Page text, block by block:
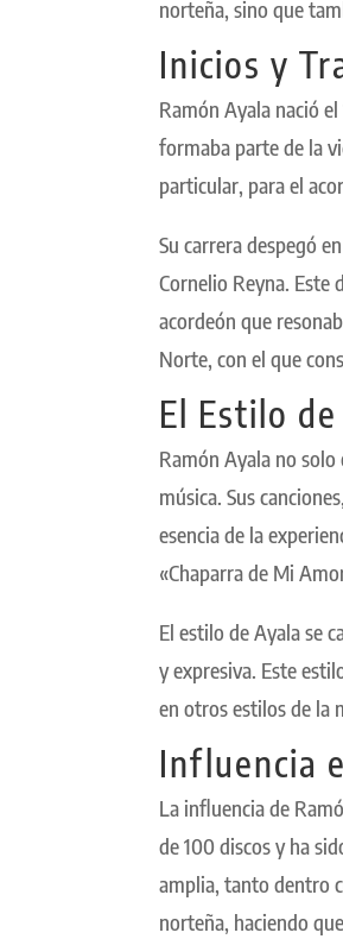
norteña, sino que
Inicios y
Ramón Ayala nació
formaba parte de la
particular, para el
Su carrera despegó
Cornelio Reyna.
acordeón que
Norte, con el que
El Estilo
Ramón Ayala no
música. Sus
esencia de la
«Chaparra de Mi
El estilo de Ayala se
y expresiva. Este
en otros estilos de la
Influencia
La influencia de
de 100 discos y ha
amplia, tanto dentro
norteña, haciendo